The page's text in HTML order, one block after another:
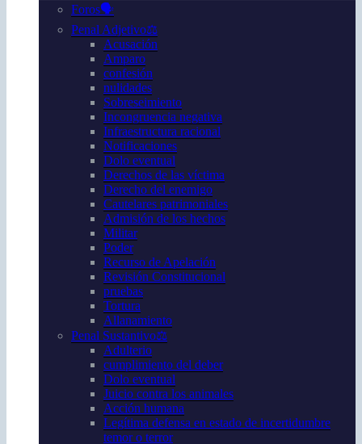
Foros🗣️
Penal Adjetivo⚖️
Acusación
Amparo
confesión
nulidades
Sobreseimiento
Incongruencia negativa
Infraestructura racional
Notificaciones
Dolo eventual
Derechos de las víctima
Derecho del enemigo
Cautelares patrimoniales
Admisión de los hechos
Militar
Poder
Recurso de Apelación
Revisión Constitucional
pruebas
Tortura
Allanamiento
Penal Sustantivo⚖️
Adulterio
cumplimiento del deber
Dolo eventual
Juicio contra los animales
Acción humana
Legítima defensa en estado de incertidumbre
temor o terror